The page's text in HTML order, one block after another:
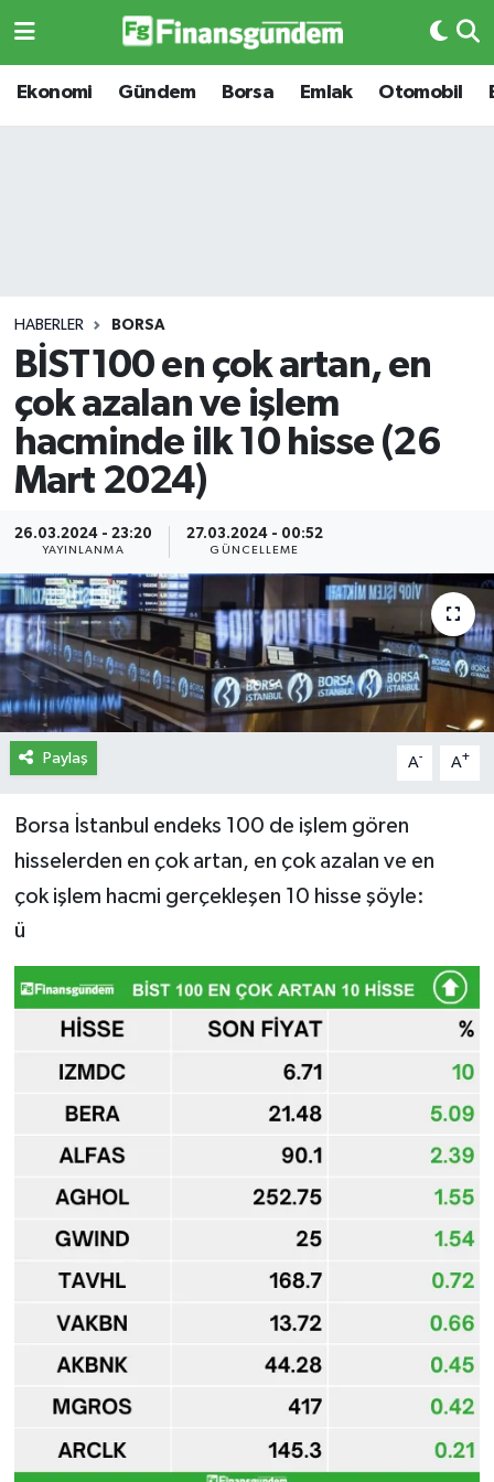
Ekonomi Gündem Borsa Emlak Otomobil
HABERLER BORSA
BİST100 en çok artan, en
çok azalan ve işlem
hacminde ilk 10 hisse (26
Mart 2024)
26.03.2024 - 23:20
YAYINLANMA
27.03.2024 - 00:52
GÜNCELLEME
Paylaş A- A+
Borsa İstanbul endeks 100 de işlem gören
hisselerden en çok artan, en çok azalan ve en
çok işlem hacmi gerçekleşen 10 hisse şöyle:
ü
Ekonomi
Otomobil
Gizlilik Sözleşmesi
Hakkımızda
İletişim
Künye
Yasal Uyarı
Ekonomi
Emtia
BITCOIN
Yapay Zeka